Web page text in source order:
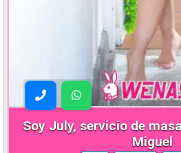
Soy July, servicio de
Miguel